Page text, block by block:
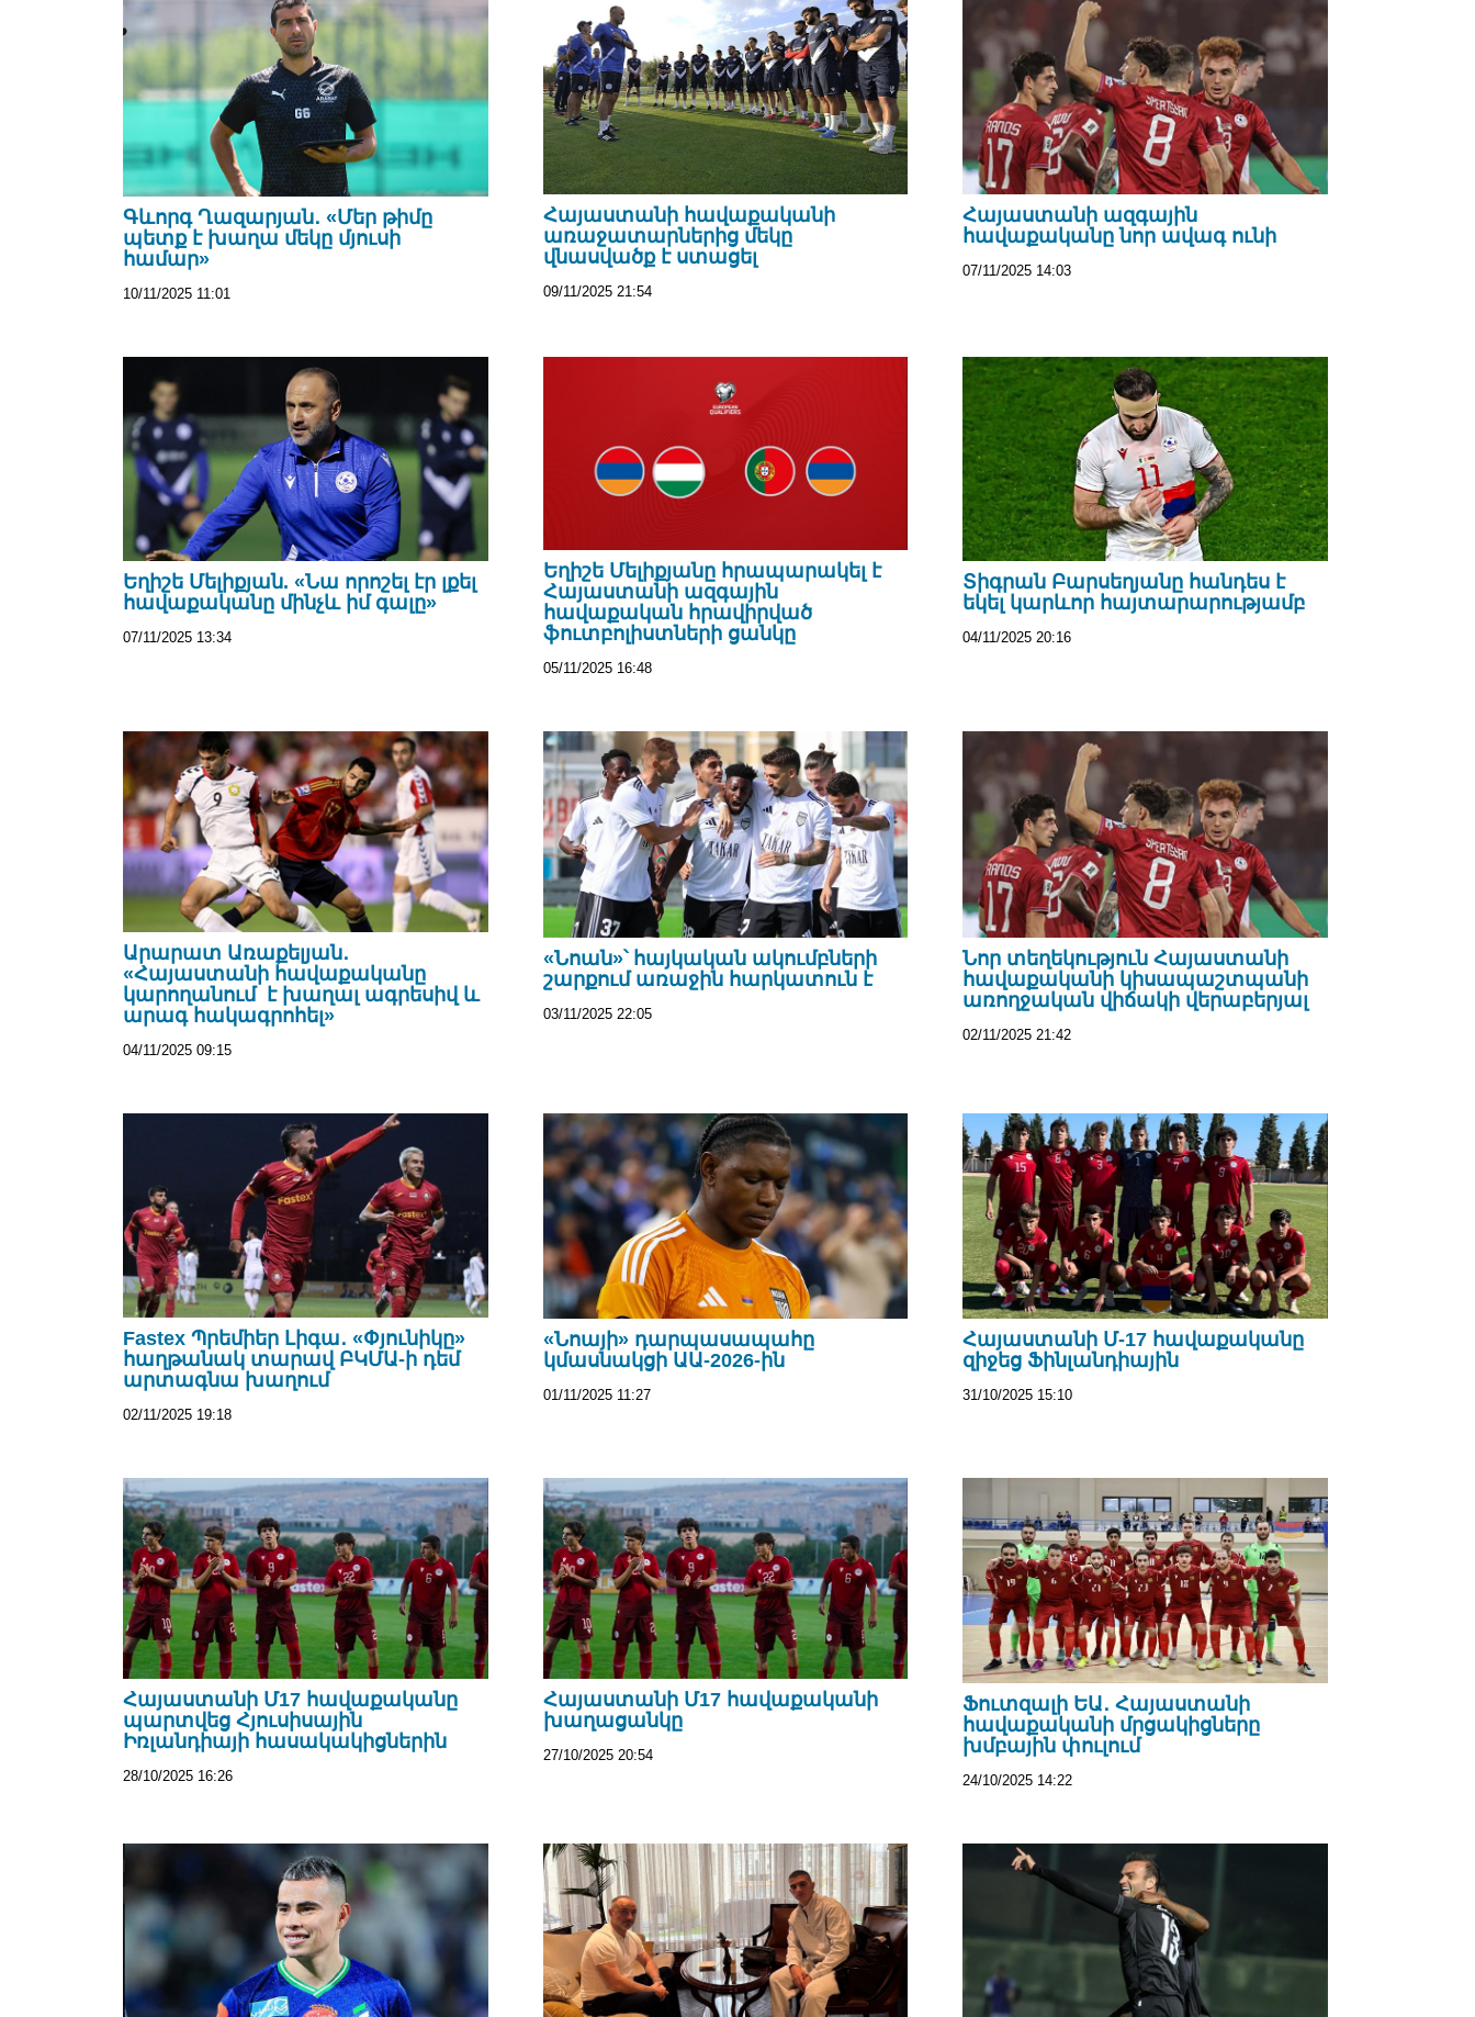
Գևորգ Ղազարյան․ «Մեր թիմը
պետք է խաղա մեկը մյուսի
համար»
10/11/2025 11:01
Հայաստանի հավաքականի
առաջատարներից մեկը
վնասվածք է ստացել
09/11/2025 21:54
Հայաստանի ազգային
հավաքականը նոր ավագ ունի
07/11/2025 14:03
Եղիշե Մելիքյան. «Նա որոշել էր լքել
հավաքականը մինչև իմ գալը»
07/11/2025 13:34
Եղիշե Մելիքյանը հրապարակել է
Հայաստանի ազգային
հավաքական հրավիրված
ֆուտբոլիստների ցանկը
05/11/2025 16:48
Տիգրան Բարսեղյանը հանդես է
եկել կարևոր հայտարարությամբ
04/11/2025 20:16
Արարատ Առաքելյան․
«Հայաստանի հավաքականը
կարողանում է խաղալ ագրեսիվ և
արագ հակագրոհել»
04/11/2025 09:15
«Նոան»՝ հայկական ակումբների
շարքում առաջին հարկատուն է
03/11/2025 22:05
Նոր տեղեկություն Հայաստանի
հավաքականի կիսապաշտպանի
առողջական վիճակի վերաբերյալ
02/11/2025 21:42
Fastex Պրեմիեր Լիգա․ «Փյունիկը»
հաղթանակ տարավ ԲԿՄԱ-ի դեմ
արտագնա խաղում
02/11/2025 19:18
«Նոայի» դարպասապահը
կմասնակցի ԱԱ-2026-ին
01/11/2025 11:27
Հայաստանի Մ-17 հավաքականը
զիջեց Ֆինլանդիային
31/10/2025 15:10
Հայաստանի Մ17 հավաքականը
պարտվեց Հյուսիսային
Իռլանդիայի հասակակիցներին
28/10/2025 16:26
Հայաստանի Մ17 հավաքականի
խաղացանկը
27/10/2025 20:54
Ֆուտզալի ԵԱ․ Հայաստանի
հավաքականի մրցակիցները
խմբային փուլում
24/10/2025 14:22